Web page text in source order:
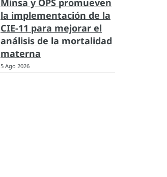
Minsa y OPS promueven
la implementación de la
CIE-11 para mejorar el
análisis de la mortalidad
materna
5 Ago 2026